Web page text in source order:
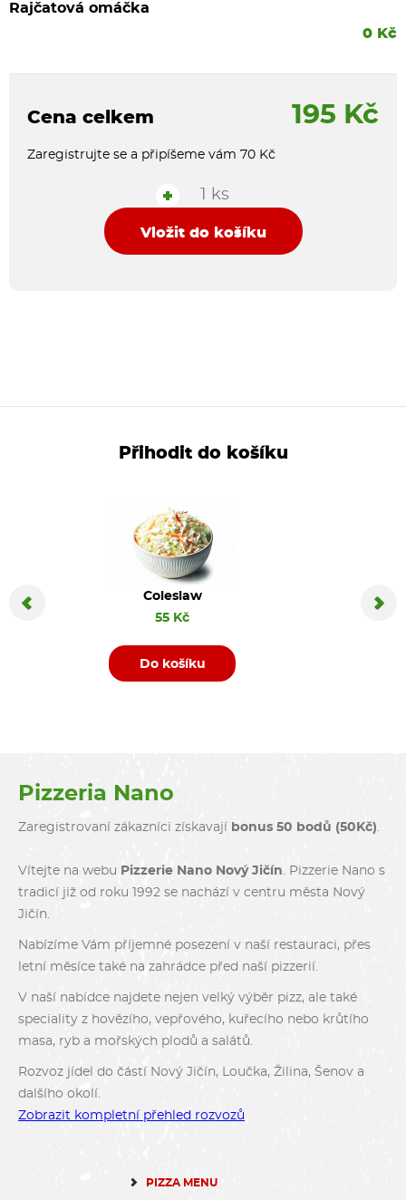
Rajčatová omáčka
0 Kč
Cena celkem 195 Kč
Zaregistrujte se a připíšeme vám 70 Kč
+ 1 ks
Vložit do košíku
Přihodit do košíku
Coleslaw
55 Kč
Do košíku
Coca
Pizzeria Nano
Zaregistrovaní zákazníci získavají bonus 50 bodů (50Kč)
Vítejte na webu Pizzerie Nano Nový Jičín . Pizzerie Nano s
tradicí již od roku 1992 se nachází v centru města Nový
Jičín.
Nabízíme Vám příjemné posezení v naší restauraci, přes
letní měsíce také na zahrádce před naší pizzerií.
V naší nabídce najdete nejen velký výběr pizz, ale také
speciality z hovězího, vepřového, kuřecího nebo krůtího
masa, ryb a mořských plodů a salátů.
Rozvoz jídel do částí Nový Jičín, Loučka, Žilina, Šenov a
dalšího okolí.
Zobrazit kompletní přehled rozvozů
PIZZA MENU